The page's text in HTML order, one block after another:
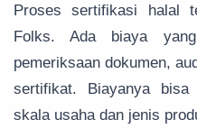
Proses sertifikasi halal
Folks. Ada biaya
pemeriksaan dokumen,
sertifikat. Biayanya bisa
skala usaha dan jenis